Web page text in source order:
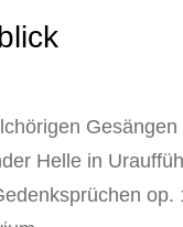
Gesängen
Helle in
op.